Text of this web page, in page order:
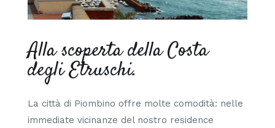
Alla scoperta della Costa
degli Etruschi.
La città di Piombino offre molte comodità: nelle
immediate vicinanze del nostro residence